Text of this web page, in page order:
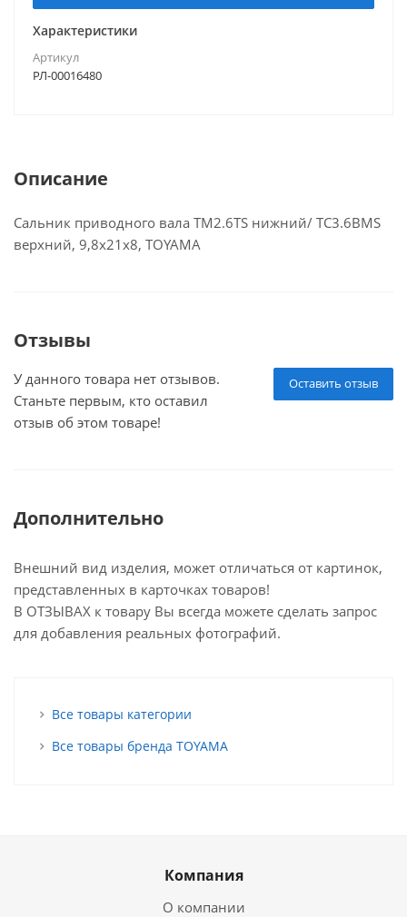
Характеристики
Артикул
РЛ-00016480
Описание
Сальник приводного вала TM2.6TS нижний/ TC3.6BMS
верхний, 9,8х21х8, TOYAMA
Отзывы
Оставить отзыв
У данного товара нет отзывов.
Станьте первым, кто оставил
отзыв об этом товаре!
Дополнительно
Внешний вид изделия, может отличаться от картинок,
представленных в карточках товаров!
В ОТЗЫВАХ к товару Вы всегда можете сделать запрос
для добавления реальных фотографий.
Все товары категории
Все товары бренда TOYAMA
Компания
О компании